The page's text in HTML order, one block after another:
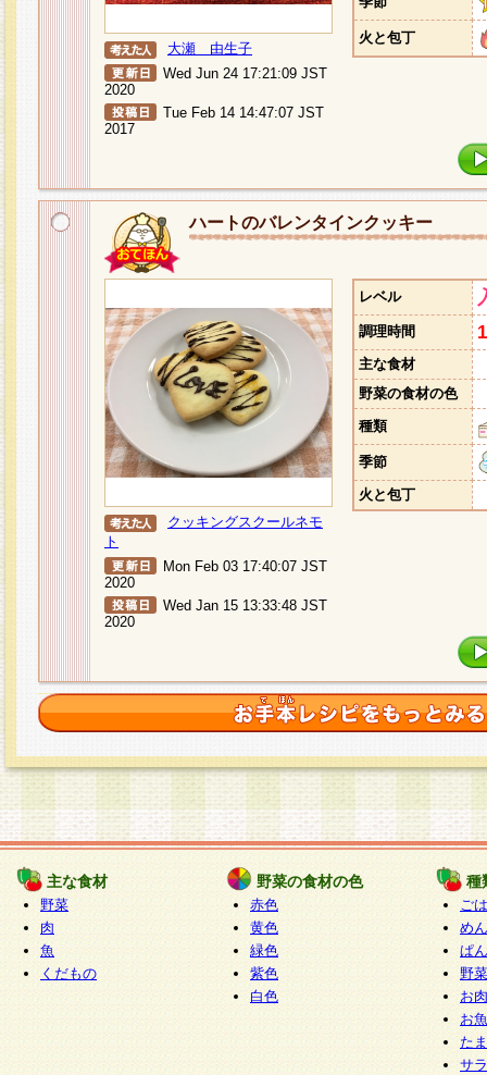
大瀬 由生子
Wed Jun 24 17:21:09 JST
2020
Tue Feb 14 14:47:07 JST
2017
火と包丁
ハートのバレンタインクッキー
クッキングスクールネモ
ト
Mon Feb 03 17:40:07 JST
2020
Wed Jan 15 13:33:48 JST
2020
レベル
調理時間
主な食材
野菜の食材の色
種類
季節
火と包丁
主な食材
野菜
肉
魚
くだもの
野菜の食材の色
赤色
黄色
緑色
紫色
白色
種
ご
めん
ぱん
野
お
お
た
サ